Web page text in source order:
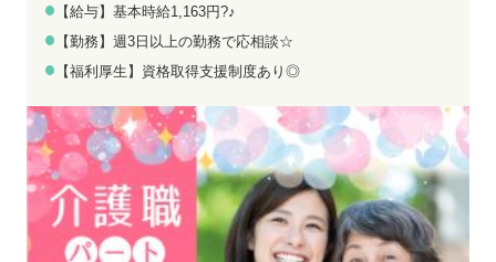
【給与】基本時給1,163円?♪
【勤務】週3日以上の勤務で応相談☆
【福利厚生】資格取得支援制度あり◎